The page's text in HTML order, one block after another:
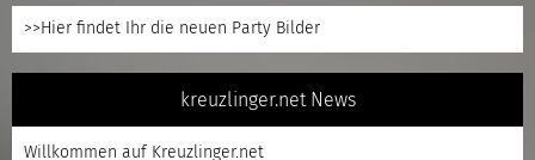
>>Hier findet Ihr die neuen Party Bilder
kreuzlinger.net News
Willkommen auf Kreuzlinger.net